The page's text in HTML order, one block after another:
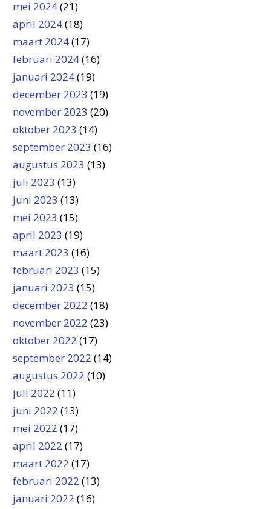
mei 2024(21)
april 2024(18)
maart 2024(17)
februari 2024(16)
januari 2024(19)
december 2023 (19)
november 2023 (20)
oktober 2023 (14)
september 2023 (16)
augustus 2023 (13)
juli 2023 (13)
juni 2023 (13)
mei 2023 (15)
april 2023 (19)
maart 2023 (16)
februari 2023 (15)
januari 2023 (15)
december 2022 (18)
november 2022 (23)
oktober 2022 (17)
september 2022 (14)
augustus 2022 (10)
juli 2022 (11)
juni 2022 (13)
mei 2022 (17)
april 2022 (17)
maart 2022 (17)
februari 2022 (13)
januari 2022 (16)